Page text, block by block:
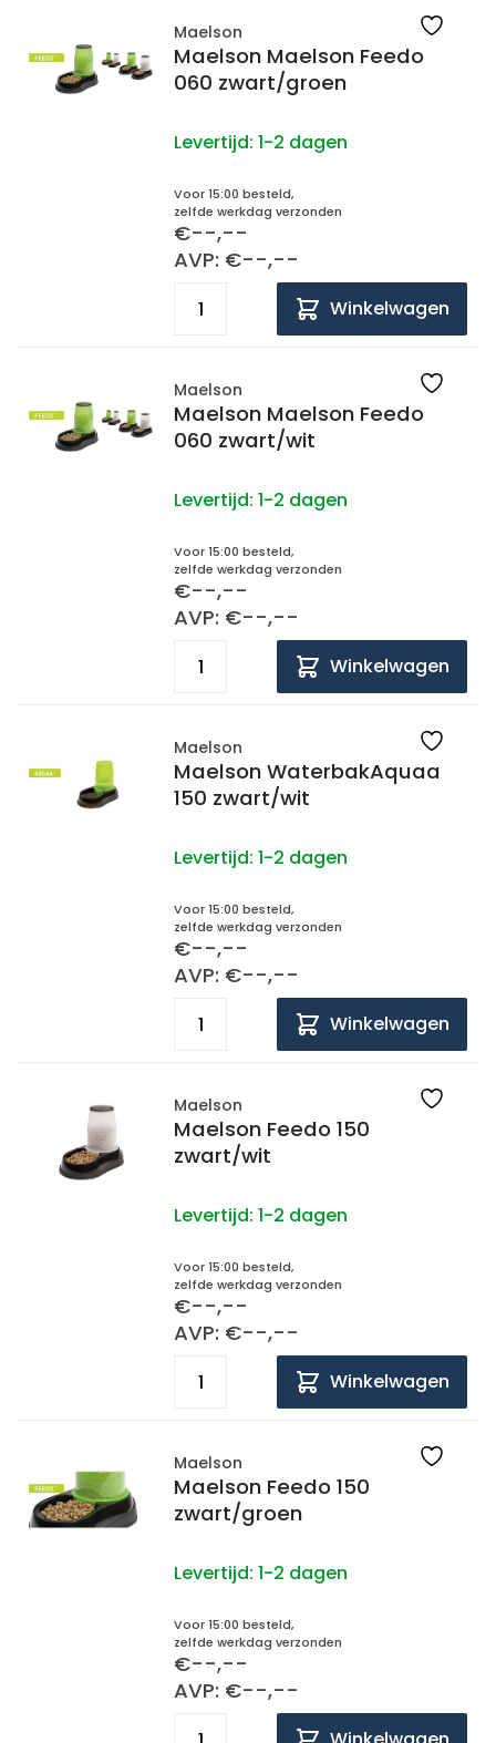
Maelson
Maelson Maelson Feedo
060 zwart/groen
Levertijd: 1-2 dagen
Voor 15:00 besteld,
zelfde werkdag verzonden
€--,--
AVP: €--,--
Winkelwagen
Maelson
Maelson Maelson Feedo
060 zwart/wit
Levertijd: 1-2 dagen
Voor 15:00 besteld,
zelfde werkdag verzonden
€--,--
AVP: €--,--
Winkelwagen
Maelson
Maelson WaterbakAquaa
150 zwart/wit
Levertijd: 1-2 dagen
Voor 15:00 besteld,
zelfde werkdag verzonden
€--,--
AVP: €--,--
Winkelwagen
Maelson
Maelson Feedo 150
zwart/wit
Levertijd: 1-2 dagen
Voor 15:00 besteld,
zelfde werkdag verzonden
€--,--
AVP: €--,--
Winkelwagen
Maelson
Maelson Feedo 150
zwart/groen
Levertijd: 1-2 dagen
Voor 15:00 besteld,
zelfde werkdag verzonden
€--,--
AVP: €--,--